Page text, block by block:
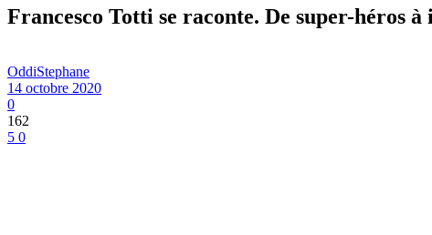
Francesco Totti se raconte. De super-héros
OddiStephane
14 octobre 2020
0
162
5 0